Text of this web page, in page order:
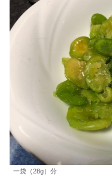
一袋（28g）分